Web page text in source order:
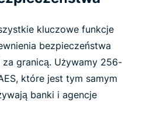
kluczowe funkcje
bezpieczeństwa
za granicą. Używamy 256-
które jest tym samym
banki i agencje